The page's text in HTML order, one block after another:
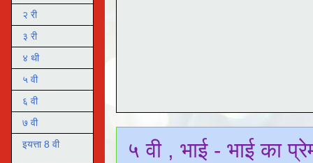
५ वी , भाई - भाई का
२ री
३ री
४ थी
५ वी
६ वी
७ वी
इयत्ता 8 वी